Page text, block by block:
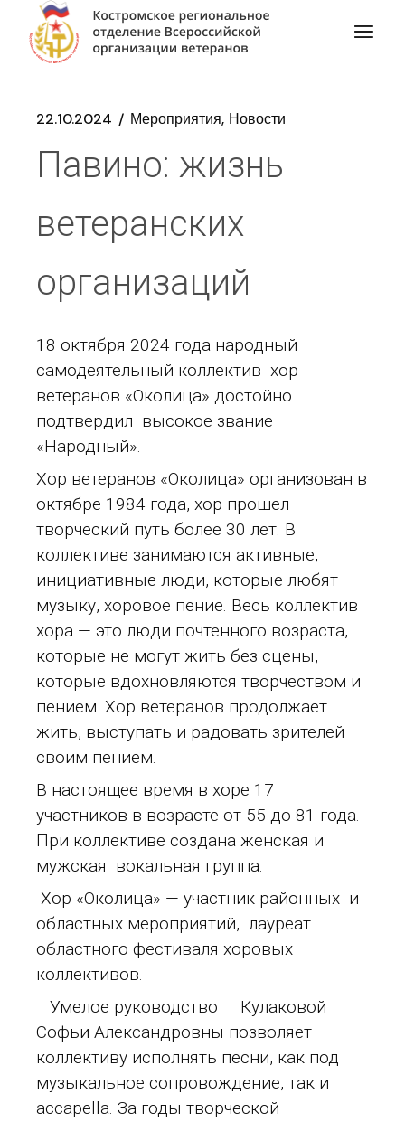
22.10.2024 Мероприятия Новости
Павино: жизнь
ветеранских
организаций
18 октября 2024 года народный
самодеятельный коллектив хор
ветеранов «Околица» достойно
подтвердил высокое звание
«Народный».
Хор ветеранов «Околица» организован в
октябре 1984 года, хор прошел
творческий путь более 30 лет. В
коллективе занимаются активные,
инициативные люди, которые любят
музыку, хоровое пение. Весь коллектив
хора — это люди почтенного возраста,
которые не могут жить без сцены,
которые вдохновляются творчеством и
пением. Хор ветеранов продолжает
жить, выступать и радовать зрителей
своим пением.
В настоящее время в хоре 17
участников в возрасте от 55 до 81 года.
При коллективе создана женская и
мужская вокальная группа.
Хор «Околица» — участник районных и
областных мероприятий, лауреат
областного фестиваля хоровых
коллективов.
Умелое руководство Кулаковой
Софьи Александровны позволяет
коллективу исполнять песни, как под
музыкальное сопровождение, так и
accapella. За годы творческой